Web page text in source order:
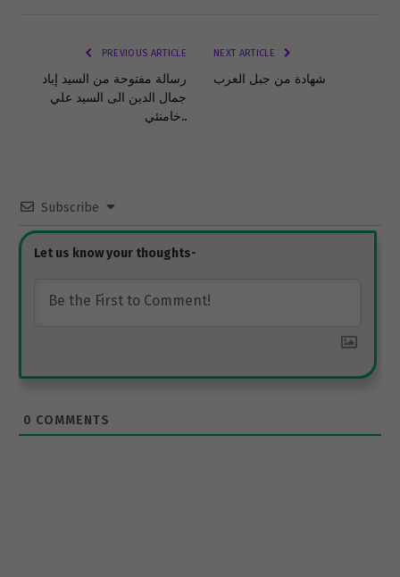
PREVIOUS ARTICLE
رسالة مفتوحة من السيد إياد
جمال الدين الى السيد علي
خامنئي..
NEXT ARTICLE
شهادة من جبل العرب
Subscribe
0 COMMENTS